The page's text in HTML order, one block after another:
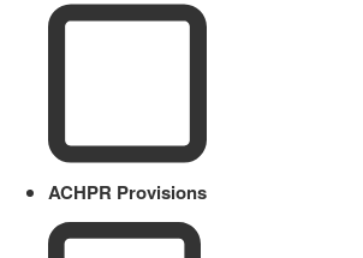
ACHPR Provisions